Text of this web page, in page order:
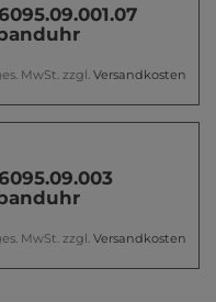
MwSt. zzgl. Versandkosten
MwSt. zzgl. Versandkosten